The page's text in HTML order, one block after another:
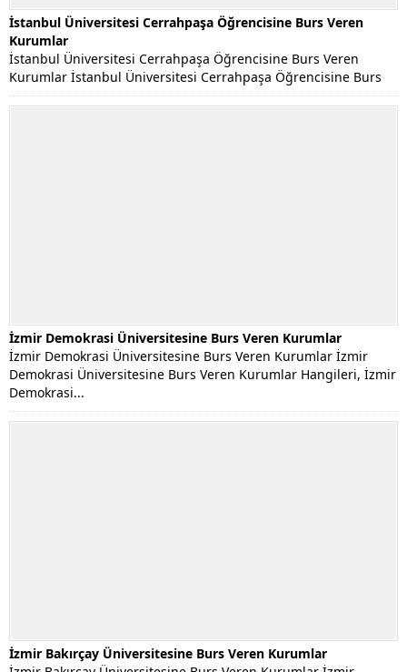
İstanbul Üniversitesi Cerrahpaşa Öğrencisine Burs Veren
Kurumlar
İstanbul Üniversitesi Cerrahpaşa Öğrencisine Burs Veren
Kurumlar İstanbul Üniversitesi Cerrahpaşa Öğrencisine Burs
Veren Kurumlar Listesi....
İzmir Demokrasi Üniversitesine Burs Veren Kurumlar
İzmir Demokrasi Üniversitesine Burs Veren Kurumlar İzmir
Demokrasi Üniversitesine Burs Veren Kurumlar Hangileri, İzmir
Demokrasi...
İzmir Bakırçay Üniversitesine Burs Veren Kurumlar